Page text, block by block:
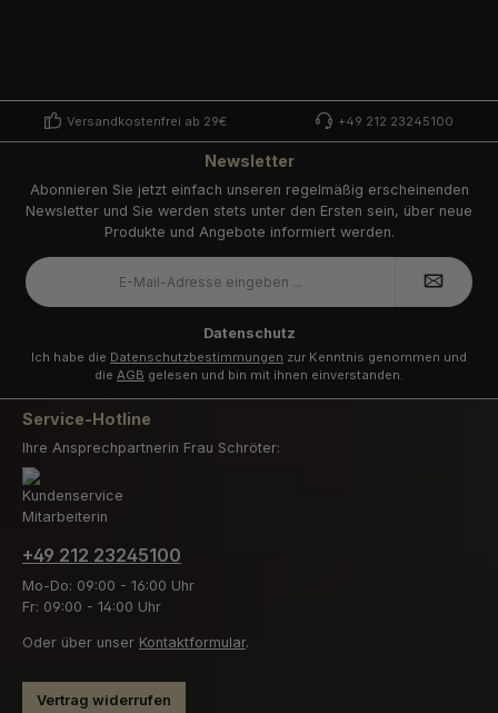
Versandkostenfrei ab 29€ +49 212 23245100
Newsletter
Abonnieren Sie jetzt einfach unseren regelmäßig erscheinenden
Newsletter und Sie werden stets unter den Ersten sein, über neue
Produkte und Angebote informiert werden.
E-
Mail-
Adresse
Datenschutz
Ich habe die Datenschutzbestimmungen zur Kenntnis genommen und
die AGB gelesen und bin mit ihnen einverstanden.
Service-Hotline
Ihre Ansprechpartnerin Frau Schröter:
+49 212 23245100
Mo-Do: 09:00 - 16:00 Uhr
Fr: 09:00 - 14:00 Uhr
Oder über unser Kontaktformular.
Vertrag widerrufen